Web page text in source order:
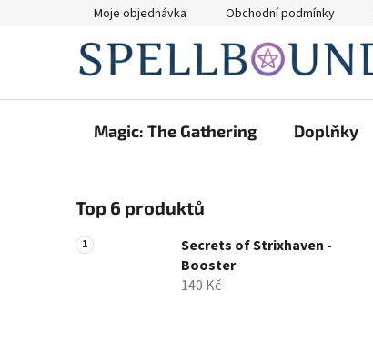
Moje objednávka Obchodní podmínky
Magic: The Gathering Doplňky
o
s
t
Top 6 produktů
Secrets of Strixhaven -
Booster
140 Kč